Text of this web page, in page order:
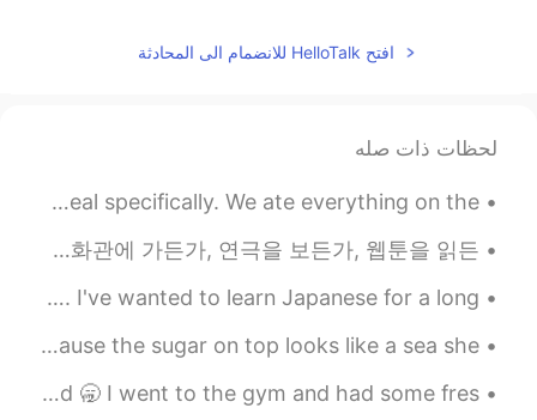
JP
EN
本当に残念です。。
افتح HelloTalk للانضمام الى المحادثة
لحظات ذات صله
Throwback to our business trip in China! I miss this meal specifically. We ate everything on the ...
사람들은 모두 다 스토리에 대한 보편적 갈망을 품고 있다고 믿습니다 우리는 시간만 나면 스토리를 찾게 되죠 드라마를 시청하든가, 영화관에 가든가, 연극을 보든가, 웹툰을 읽든...
Day 1 of what I know is going to be an amazing journey. I've wanted to learn Japanese for a long ...
Some Mexican sweet bread 🤤 We call them “ conchas” because the sugar on top looks like a sea she...
Good afternoon 😎 Just had a day off but I’m so exhausted 🥱 I went to the gym and had some fres...